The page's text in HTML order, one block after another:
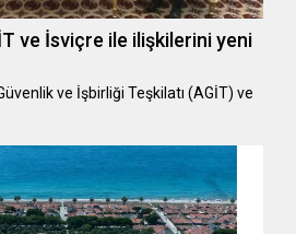
ve İsviçre ile ilişkilerini yeni
ve İşbirliği Teşkilatı (AGİT) ve